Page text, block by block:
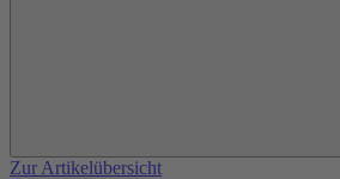
Zur Artikelübersicht